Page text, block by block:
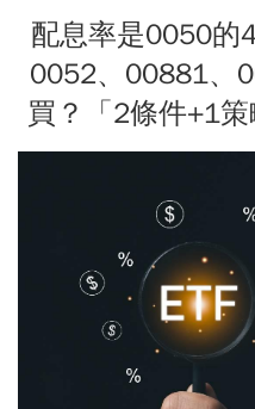
配息率是0050的
0052、00881、
買？「2條件+1